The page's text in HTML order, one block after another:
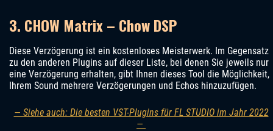
3. CHOW Matrix – Chow DSP
Diese Verzögerung ist ein kostenloses Meisterwerk. Im Gegensatz
zu den anderen Plugins auf dieser Liste, bei denen Sie jeweils nur
eine Verzögerung erhalten, gibt Ihnen dieses Tool die Möglichkeit,
Ihrem Sound mehrere Verzögerungen und Echos hinzuzufügen.
— Siehe auch: Die besten VST-Plugins für FL STUDIO im Jahr 2022
—